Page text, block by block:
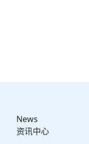
News
资讯中心